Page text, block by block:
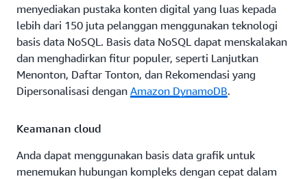
menyediakan pustaka konten digital yang luas kepada
lebih dari 150 juta pelanggan menggunakan teknologi
basis data NoSQL. Basis data NoSQL dapat menskalakan
dan menghadirkan fitur populer, seperti Lanjutkan
Menonton, Daftar Tonton, dan Rekomendasi yang
Dipersonalisasi dengan Amazon DynamoDB.
Keamanan cloud
Anda dapat menggunakan basis data grafik untuk
menemukan hubungan kompleks dengan cepat dalam